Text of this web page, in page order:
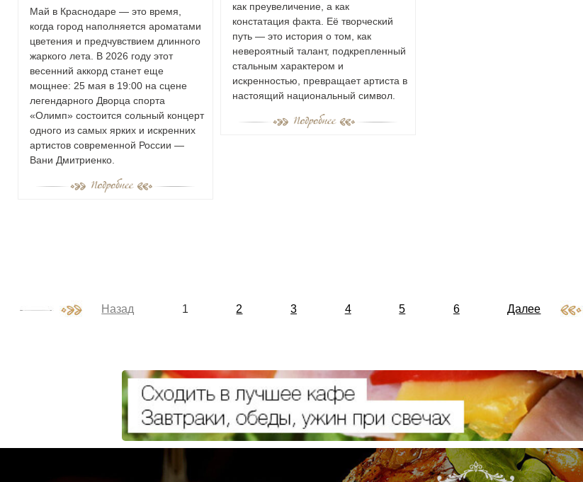
как преувеличение, а как
констатация факта. Её творческий
путь — это история о том, как
невероятный талант, подкрепленный
стальным характером и
искренностью, превращает артиста в
настоящий национальный символ.
Май в Краснодаре — это время,
когда город наполняется ароматами
цветения и предчувствием длинного
жаркого лета. В 2026 году этот
весенний аккорд станет еще
мощнее: 25 мая в 19:00 на сцене
легендарного Дворца спорта
«Олимп» состоится сольный концерт
одного из самых ярких и искренних
артистов современной России —
Вани Дмитриенко.
Назад 1 2 3 4 5 6 Далее